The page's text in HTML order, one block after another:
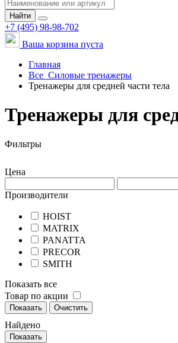
Найти
+7 (495) 98-98-702
Ваша корзина пуста
Главная
Все Силовые тренажеры
Тренажеры для средней части тела
Тренажеры для
Фильтры
Цена
Производители
HOIST
MATRIX
PANATTA
PRECOR
SMITH
Показать все
Товар по акции
Показать Очистить
Найдено
Показать